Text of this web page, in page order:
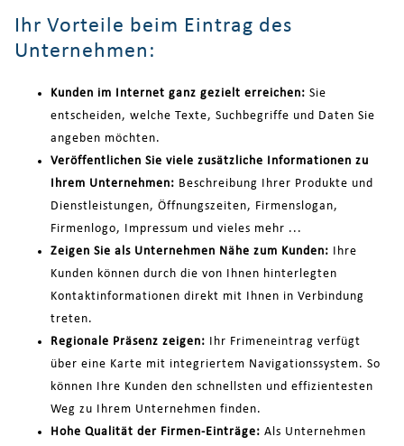
Ihr Vorteile beim Eintrag des
Unternehmen:
Kunden im Internet ganz gezielt erreichen: Sie
entscheiden, welche Texte, Suchbegriffe und Daten Sie
angeben möchten.
Veröffentlichen Sie viele zusätzliche Informationen zu
Ihrem Unternehmen: Beschreibung Ihrer Produkte und
Dienstleistungen, Öffnungszeiten, Firmenslogan,
Firmenlogo, Impressum und vieles mehr ...
Zeigen Sie als Unternehmen Nähe zum Kunden: Ihre
Kunden können durch die von Ihnen hinterlegten
Kontaktinformationen direkt mit Ihnen in Verbindung
treten.
Regionale Präsenz zeigen: Ihr Frimeneintrag verfügt
über eine Karte mit integriertem Navigationssystem. So
können Ihre Kunden den schnellsten und effizientesten
Weg zu Ihrem Unternehmen finden.
Hohe Qualität der Firmen-Einträge: Als Unternehmen